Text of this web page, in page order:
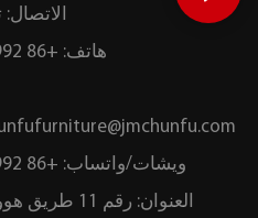
هاتف: +86 18022992992
ويشات/واتساب: +86 18022992992